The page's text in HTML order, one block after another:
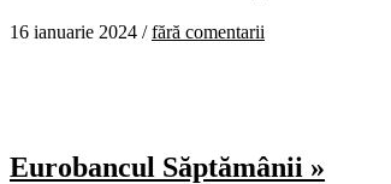
16 ianuarie 2024 /fără comentarii
Eurobancul Săptămânii »